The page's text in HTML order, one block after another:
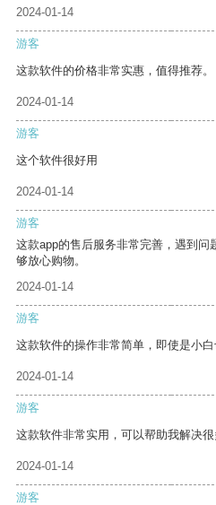
2024-01-14
游客
这款软件的价格非常实惠，值得推荐。
2024-01-14
游客
这个软件很好用
2024-01-14
游客
这款app的售后服务非常完善，遇到
够放心购物。
2024-01-14
游客
这款软件的操作非常简单，即使是小白
2024-01-14
游客
这款软件非常实用，可以帮助我解决很
2024-01-14
游客